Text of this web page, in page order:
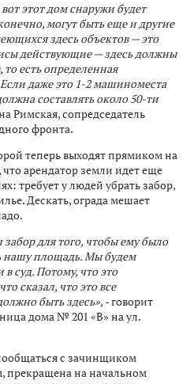
этот дом снаружи будет
могут быть еще и другие
здесь объектов — это
действующие — здесь должны
есть определенная
даже это 1-2 машиноместа
составлять около 50-ти
Римская, сопредседатель
фронта.
теперь выходят прямиком на
арендатор земли идет еще
требует у людей убрать забор,
Дескать, ограда мешает
забор для того, чтобы ему было
нашу площадь. Мы будем
в суд. Потому, что это
сказал, что это все
быть здесь», - говорит
дома № 201 «В» на ул.
с зачинщиком
прекращена на начальном